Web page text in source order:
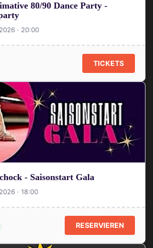
80/90 Dance Party -
· 20:00
TICKETS
- Saisonstart Gala
· 18:00
RESERVIEREN